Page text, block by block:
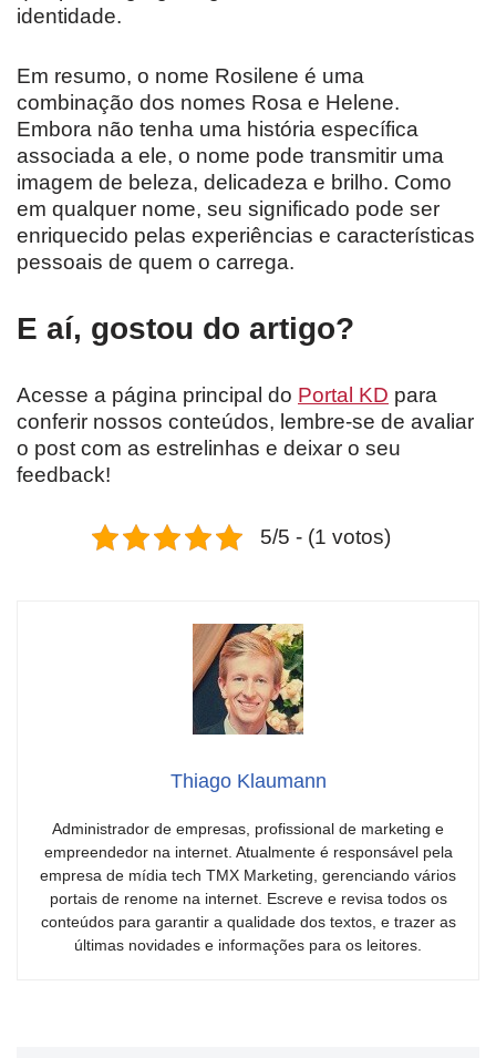
identidade.
Em resumo, o nome Rosilene é uma
combinação dos nomes Rosa e Helene.
Embora não tenha uma história específica
associada a ele, o nome pode transmitir uma
imagem de beleza, delicadeza e brilho. Como
em qualquer nome, seu significado pode ser
enriquecido pelas experiências e características
pessoais de quem o carrega.
E aí, gostou do artigo?
Acesse a página principal do Portal KD para
conferir nossos conteúdos, lembre-se de avaliar
o post com as estrelinhas e deixar o seu
feedback!
5/5 - (1 votos)
Thiago Klaumann
Administrador de empresas, profissional de marketing e
empreendedor na internet. Atualmente é responsável pela
empresa de mídia tech TMX Marketing, gerenciando vários
portais de renome na internet. Escreve e revisa todos os
conteúdos para garantir a qualidade dos textos, e trazer as
últimas novidades e informações para os leitores.